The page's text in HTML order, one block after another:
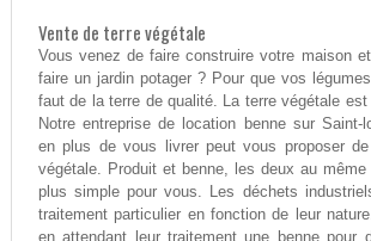
Vente de terre végétale
Vous venez de faire construire votre maison
faire un jardin potager ? Pour que vos
faut de la terre de qualité. La terre végétale
Notre entreprise de location benne sur Saint-
en plus de vous livrer peut vous proposer
végétale. Produit et benne, les deux au même
plus simple pour vous. Les déchets
traitement particulier en fonction de leur
en attendant leur traitement une benne pour